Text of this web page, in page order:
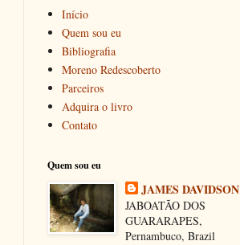
Início
Quem sou eu
Bibliografia
Moreno Redescoberto
Parceiros
Adquira o livro
Contato
Quem sou eu
JAMES DAVIDSON
JABOATÃO DOS
GUARARAPES,
Pernambuco, Brazil